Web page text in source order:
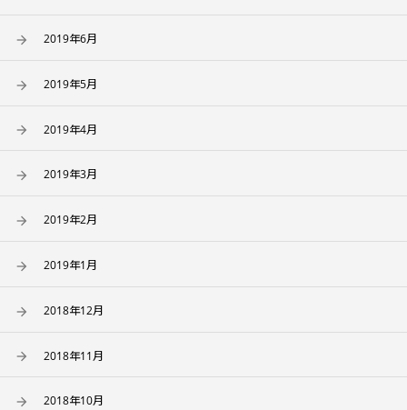
2019年6月
2019年5月
2019年4月
2019年3月
2019年2月
2019年1月
2018年12月
2018年11月
2018年10月